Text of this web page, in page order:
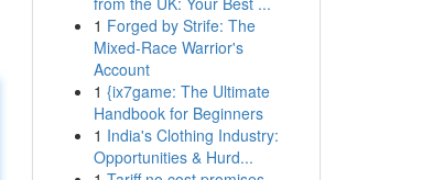
1 Forged by Strife: The
Mixed-Race Warrior's
Account
1 {ix7game: The Ultimate
Handbook for Beginners
1 India's Clothing Industry:
Opportunities & Hurd...